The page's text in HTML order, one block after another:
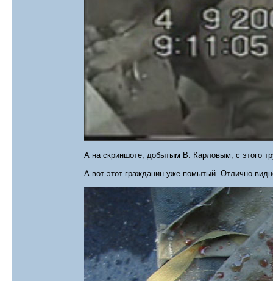
А на скриншоте, добытым В. Карловым, с этого
А вот этот гражданин уже помытый. Отлично